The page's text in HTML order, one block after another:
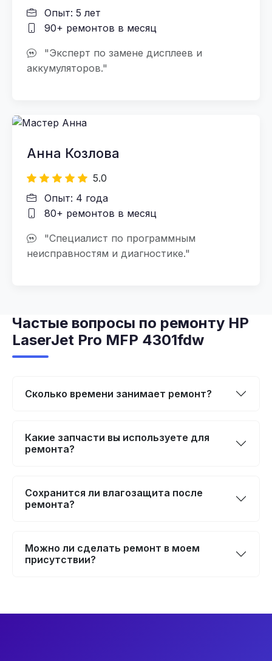
Опыт: 5 лет
90+ ремонтов в месяц
"Эксперт по замене дисплеев и
аккумуляторов."
Анна Козлова
5.0
Опыт: 4 года
80+ ремонтов в месяц
"Специалист по программным
неисправностям и диагностике."
Частые вопросы по ремонту HP
LaserJet Pro MFP 4301fdw
Сколько времени занимает ремонт?
Какие запчасти вы используете для
ремонта?
Сохранится ли влагозащита после
ремонта?
Можно ли сделать ремонт в моем
присутствии?